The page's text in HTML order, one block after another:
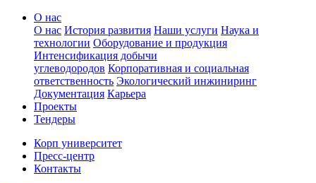
О нас
О нас История развития Наши услуги Наука и
технологии Оборудование и продукция
Интенсификация добычи
углеводородов Корпоративная и социальная
ответственность Экологический инжиниринг
Документация Карьера
Проекты
Тендеры
Корп университет
Пресс-центр
Контакты